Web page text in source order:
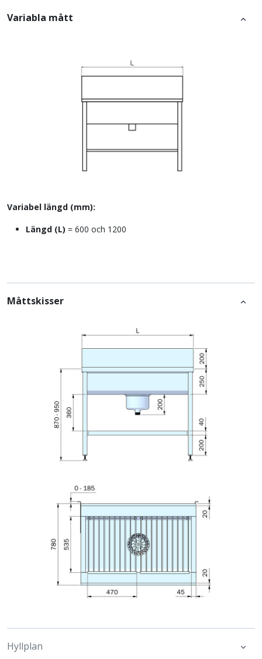
Variabla mått
Variabel längd (mm):
Längd (L) = 600 och 1200
Måttskisser
Hyllplan